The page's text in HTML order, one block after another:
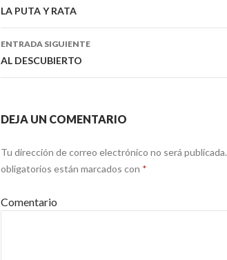
Navegación
de
entradas
LA PUTA Y RATA
ENTRADA SIGUIENTE
AL DESCUBIERTO
DEJA UN COMENTARIO
Tu dirección de correo electrónico no será publicada.
obligatorios están marcados con *
Comentario